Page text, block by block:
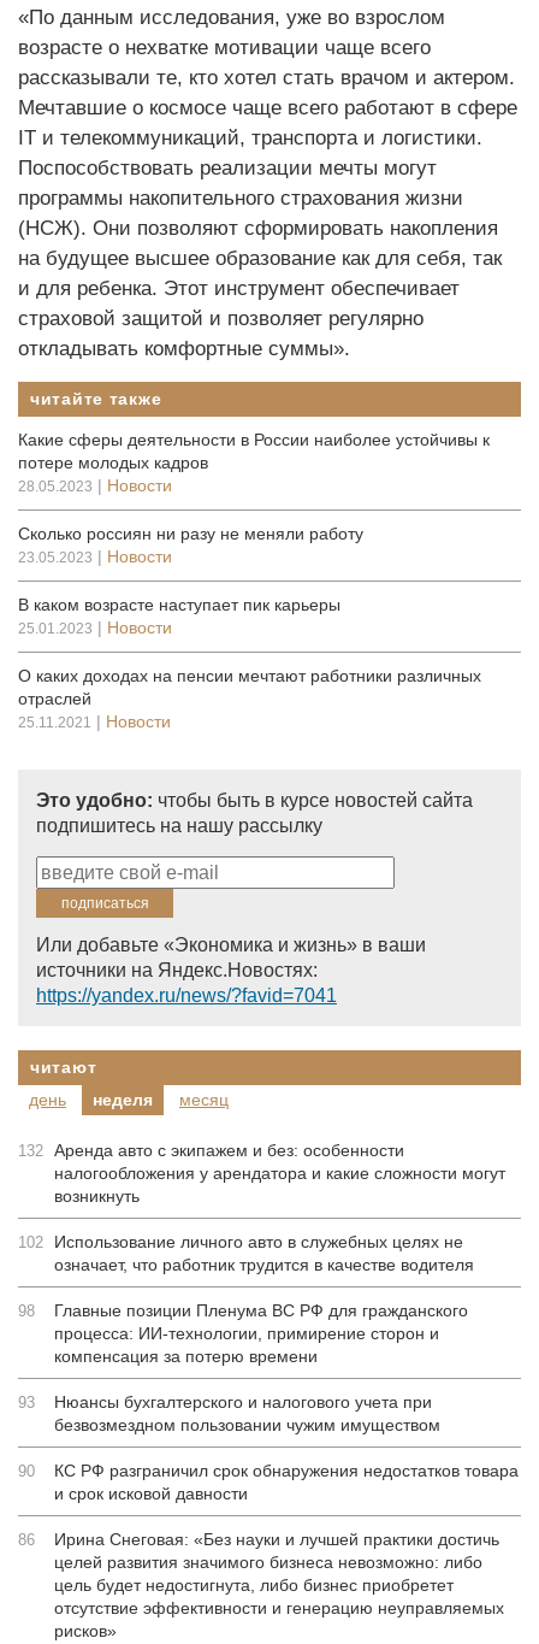
«По данным исследования, уже во взрослом
возрасте о нехватке мотивации чаще всего
рассказывали те, кто хотел стать врачом и актером.
Мечтавшие о космосе чаще всего работают в сфере
IT и телекоммуникаций, транспорта и логистики.
Поспособствовать реализации мечты могут
программы накопительного страхования жизни
(НСЖ). Они позволяют сформировать накопления
на будущее высшее образование как для себя, так
и для ребенка. Этот инструмент обеспечивает
страховой защитой и позволяет регулярно
откладывать комфортные суммы».
читайте также
Какие сферы деятельности в России наиболее устойчивы к
потере молодых кадров
28.05.2023 | Новости
Сколько россиян ни разу не меняли работу
23.05.2023 | Новости
В каком возрасте наступает пик карьеры
25.01.2023 | Новости
О каких доходах на пенсии мечтают работники различных
отраслей
25.11.2021 | Новости
Это удобно: чтобы быть в курсе новостей сайта
подпишитесь на нашу рассылку
Или добавьте «Экономика и жизнь» в ваши
источники на Яндекс.Новостях:
https://yandex.ru/news/?favid=7041
читают
день
неделя месяц
132 Аренда авто с экипажем и без: особенности
налогообложения у арендатора и какие сложности могут
возникнуть
102
Использование личного авто в служебных целях не
означает, что работник трудится в качестве водителя
98
Главные позиции Пленума ВС РФ для гражданского
процесса: ИИ-технологии, примирение сторон и
компенсация за потерю времени
93
Нюансы бухгалтерского и налогового учета при
безвозмездном пользовании чужим имуществом
90
КС РФ разграничил срок обнаружения недостатков товара
и срок исковой давности
86
Ирина Снеговая: «Без науки и лучшей практики достичь
целей развития значимого бизнеса невозможно: либо
цель будет недостигнута, либо бизнес приобретет
отсутствие эффективности и генерацию неуправляемых
рисков»